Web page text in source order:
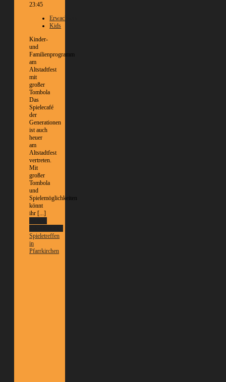
23:45
Erwachsene
Kids
Kinder-
und
Familienprogramm
am
Altstadtfest
mit
großer
Tombola
Das
Spielecafé
der
Generationen
ist auch
heuer
am
Altstadtfest
vertreten.
Mit
großer
Tombola
und
Spielemöglichkeiten
könnt
ihr [...]
Spieletreffen
in
Pfarrkirchen